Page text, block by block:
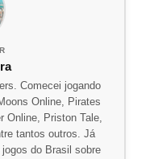
Comecei jogando
Online, Pirates
Online, Priston Tale,
tantos outros. Já
do Brasil sobre